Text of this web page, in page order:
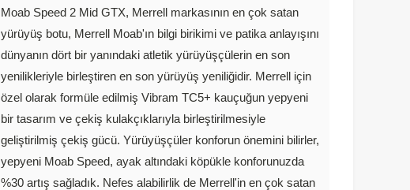
Moab Speed 2 Mid GTX, Merrell markasının en çok satan
yürüyüş botu, Merrell Moab'ın bilgi birikimi ve patika anlayışını
dünyanın dört bir yanındaki atletik yürüyüşçülerin en son
yenilikleriyle birleştiren en son yürüyüş yeniliğidir. Merrell için
özel olarak formüle edilmiş Vibram TC5+ kauçuğun yepyeni
bir tasarım ve çekiş kulakçıklarıyla birleştirilmesiyle
geliştirilmiş çekiş gücü. Yürüyüşçüler konforun önemini bilirler,
yepyeni Moab Speed, ayak altındaki köpükle konforunuzda
%30 artış sağladık. Nefes alabilirlik de Merrell'in en çok satan